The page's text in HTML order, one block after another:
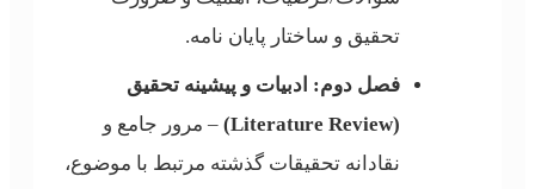
تحقیق و ساختار پایان نامه.
فصل دوم: ادبیات و پیشینه تحقیق
(Literature Review)
– مرور جامع و
نقادانه تحقیقات گذشته مرتبط با موضوع،